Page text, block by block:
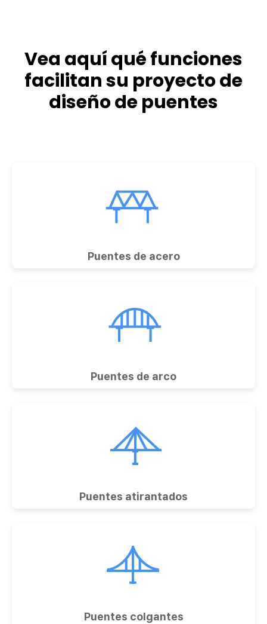
Vea aquí qué funciones
facilitan su proyecto de
diseño de puentes
Puentes de acero
Puentes de arco
Puentes atirantados
Puentes colgantes